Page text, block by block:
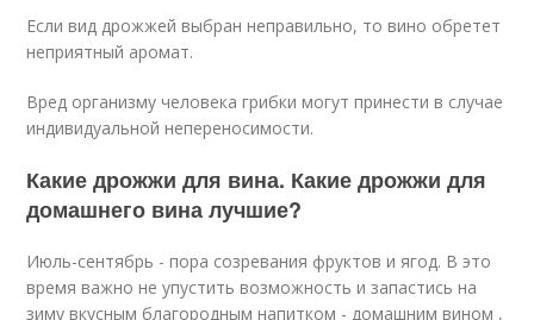
Если вид дрожжей выбран неправильно, то вино обретет
неприятный аромат.
Вред организму человека грибки могут принести в случае
индивидуальной непереносимости.
Какие дрожжи для вина. Какие дрожжи для
домашнего вина лучшие?
Июль-сентябрь - пора созревания фруктов и ягод. В это
время важно не упустить возможность и запастись на
зиму вкусным благородным напитком - домашним вином ,